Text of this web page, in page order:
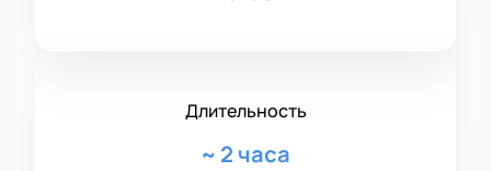
Длительность
~ 2 часа